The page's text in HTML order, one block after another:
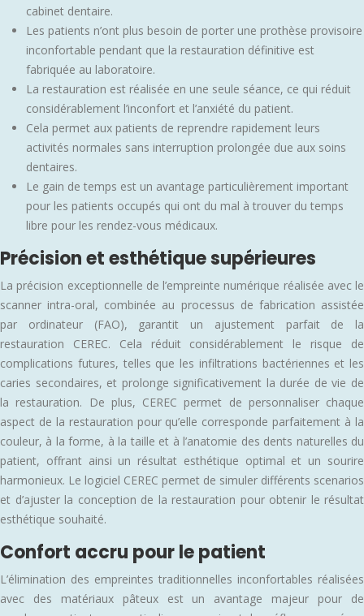
cabinet dentaire.
Les patients n’ont plus besoin de porter une prothèse provisoire
inconfortable pendant que la restauration définitive est
fabriquée au laboratoire.
La restauration est réalisée en une seule séance, ce qui réduit
considérablement l’inconfort et l’anxiété du patient.
Cela permet aux patients de reprendre rapidement leurs
activités normales sans interruption prolongée due aux soins
dentaires.
Le gain de temps est un avantage particulièrement important
pour les patients occupés qui ont du mal à trouver du temps
libre pour les rendez-vous médicaux.
Précision et esthétique supérieures
La précision exceptionnelle de l’empreinte numérique réalisée avec le
scanner intra-oral, combinée au processus de fabrication assistée
par ordinateur (FAO), garantit un ajustement parfait de la
restauration CEREC. Cela réduit considérablement le risque de
complications futures, telles que les infiltrations bactériennes et les
caries secondaires, et prolonge significativement la durée de vie de
la restauration. De plus, CEREC permet de personnaliser chaque
aspect de la restauration pour qu’elle corresponde parfaitement à la
couleur, à la forme, à la taille et à l’anatomie des dents naturelles du
patient, offrant ainsi un résultat esthétique optimal et un sourire
harmonieux. Le logiciel CEREC permet de simuler différents scenarios
et d’ajuster la conception de la restauration pour obtenir le résultat
esthétique souhaité.
Confort accru pour le patient
L’élimination des empreintes traditionnelles inconfortables réalisées
avec des matériaux pâteux est un avantage majeur pour de